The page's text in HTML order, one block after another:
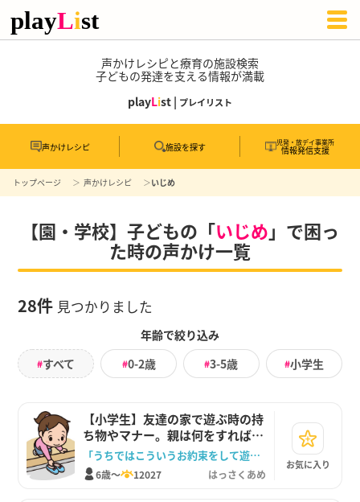
声かけレシピと療育の施設検索
子どもの発達を支える情報が満載
playList | プレイリスト
声かけレシピ 施設を探す 児発・放デイ事業所
情報発信支援
トップページ 声かけレシピ いじめ
【園・学校】子どもの「いじめ」で困っ
た時の声かけ一覧
28件 見つかりました
年齢で絞り込み
#すべて #0-2歳 #3-5歳 #小学生
【小学生】友達の家で遊ぶ時の持
ち物やマナー。親は何をすればい
い？
「うちではこういうお約束をして遊びに行くよ」
6歳～ 12027 はっさくあめ
お気に入り